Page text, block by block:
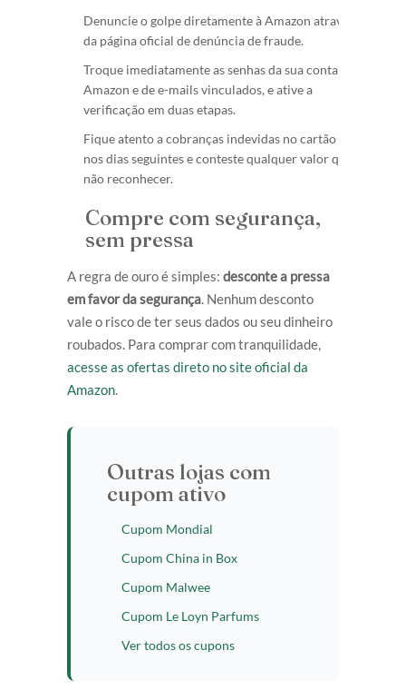
Denuncie o golpe diretamente à Amazon através
da página oficial de denúncia de fraude.
Troque imediatamente as senhas da sua conta
Amazon e de e-mails vinculados, e ative a
verificação em duas etapas.
Fique atento a cobranças indevidas no cartão
nos dias seguintes e conteste qualquer valor que
não reconhecer.
Compre com segurança,
sem pressa
A regra de ouro é simples: desconte a pressa
em favor da segurança. Nenhum desconto
vale o risco de ter seus dados ou seu dinheiro
roubados. Para comprar com tranquilidade,
acesse as ofertas direto no site oficial da
Amazon.
Outras lojas com
cupom ativo
Cupom Mondial
Cupom China in Box
Cupom Malwee
Cupom Le Loyn Parfums
Ver todos os cupons